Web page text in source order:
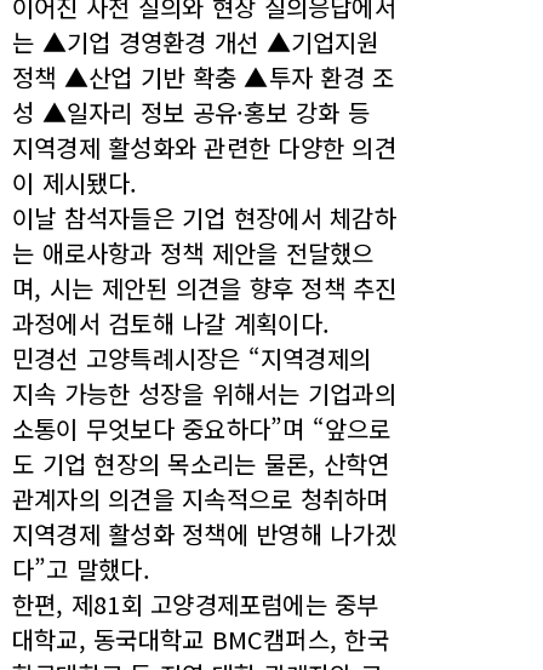
는 ▲기업 경영환경 개선 ▲기업지원
정책 ▲산업 기반 확충 ▲투자 환경 조
성 ▲일자리 정보 공유·홍보 강화 등
지역경제 활성화와 관련한 다양한 의견
이 제시됐다.
이날 참석자들은 기업 현장에서 체감하
는 애로사항과 정책 제안을 전달했으
며, 시는 제안된 의견을 향후 정책 추진
과정에서 검토해 나갈 계획이다.
민경선 고양특례시장은 “지역경제의
지속 가능한 성장을 위해서는 기업과의
소통이 무엇보다 중요하다”며 “앞으로
도 기업 현장의 목소리는 물론, 산학연
관계자의 의견을 지속적으로 청취하며
지역경제 활성화 정책에 반영해 나가겠
다”고 말했다.
한편, 제81회 고양경제포럼에는 중부
대학교, 동국대학교 BMC캠퍼스, 한국